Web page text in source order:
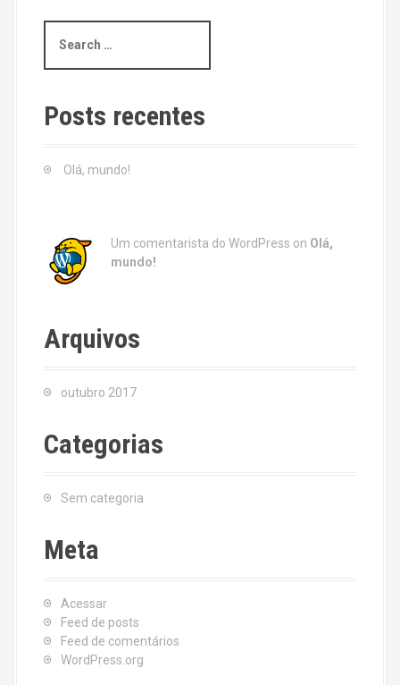
a
c
h
Posts recentes
Olá, mundo!
Um comentarista do WordPress on Olá,
mundo!
Arquivos
outubro 2017
Categorias
Sem categoria
Meta
Acessar
Feed de posts
Feed de comentários
WordPress.org